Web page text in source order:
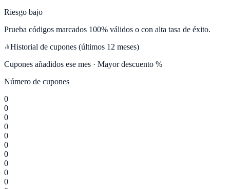
Riesgo bajo
Prueba códigos marcados 100% válidos o con alta tasa de éxito.
Historial de cupones (últimos 12 meses)
Cupones añadidos ese mes · Mayor descuento %
Número de cupones
0
0
0
0
0
0
0
0
0
0